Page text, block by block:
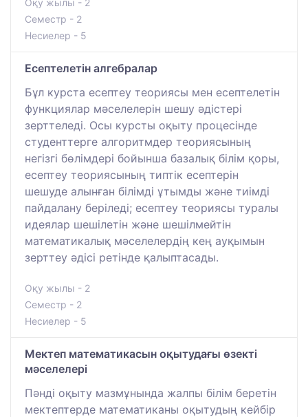
Семестр - 2
Несиелер - 5
Есептелетін алгебралар
Бұл курста есептеу теориясы мен есептелетін
функциялар мәселелерін шешу әдістері
зерттеледі. Осы курсты оқыту процесінде
студенттерге алгоритмдер теориясының
негізгі бөлімдері бойынша базалық білім қоры,
есептеу теориясының типтік есептерін
шешуде алынған білімді ұтымды және тиімді
пайдалану беріледі; есептеу теориясы туралы
идеялар шешілетін және шешілмейтін
математикалық мәселелердің кең ауқымын
зерттеу әдісі ретінде қалыптасады.
Оқу жылы - 2
Семестр - 2
Несиелер - 5
Мектеп математикасын оқытудағы өзекті
мәселелері
Пәнді оқыту мазмұнында жалпы білім беретін
мектептерде математиканы оқытудың кейбір